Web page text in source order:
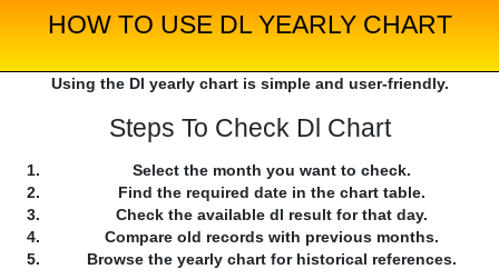
HOW TO USE DL YEARLY CHART
Using the Dl yearly chart is simple and user-friendly.
Steps To Check Dl Chart
Select the month you want to check.
Find the required date in the chart table.
Check the available dl result for that day.
Compare old records with previous months.
Browse the yearly chart for historical references.